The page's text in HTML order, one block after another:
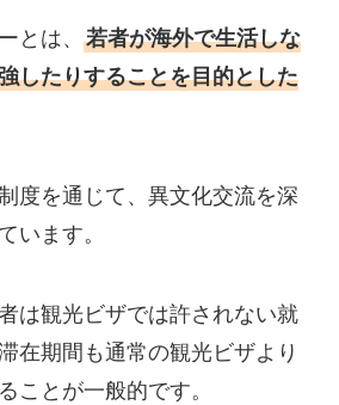
とは、
若者が海外で生活しな
したりすることを目的とした
度を通じて、異文化交流を深
います。
は観光ビザでは許されない就
在期間も通常の観光ビザより
ことが一般的です。